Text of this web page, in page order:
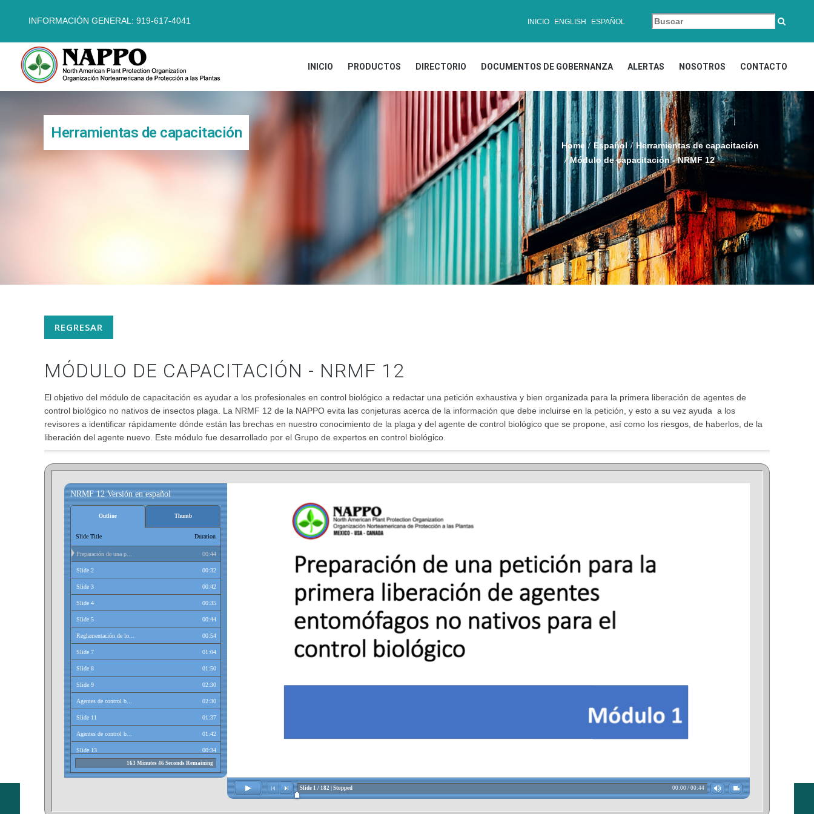
INFORMACIÓN GENERAL: 919-617-4041 INICIO ENGLISH ESPAÑOL
INICIO PRODUCTOS DIRECTORIO DOCUMENTOS DE GOBERNANZA ALERTAS NOSOTROS CONTACTO
Herramientas de capacitación
Home Español
Herramientas de capacitación
Módulo de capacitación - NRMF 12
REGRESAR
MÓDULO DE CAPACITACIÓN - NRMF 12
El objetivo del módulo de capacitación es ayudar a los profesionales en control biológico a redactar una petición exhaustiva y bien organizada para la primera liberación de agentes de
control biológico no nativos de insectos plaga. La NRMF 12 de la NAPPO evita las conjeturas acerca de la información que debe incluirse en la petición, y esto a su vez ayuda a los
revisores a identificar rápidamente dónde están las brechas en nuestro conocimiento de la plaga y del agente de control biológico que se propone, así como los riesgos, de haberlos, de la
liberación del agente nuevo. Este módulo fue desarrollado por el Grupo de expertos en control biológico.